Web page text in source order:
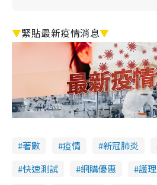
▼緊貼最新疫情消息▼
著數 疫情 新冠肺炎
快速測試
網購優惠 護理